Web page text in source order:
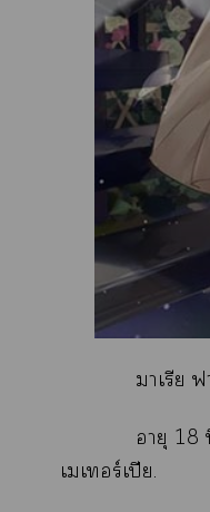
าเรีย
อายุ 18
เเอร์เปีย.